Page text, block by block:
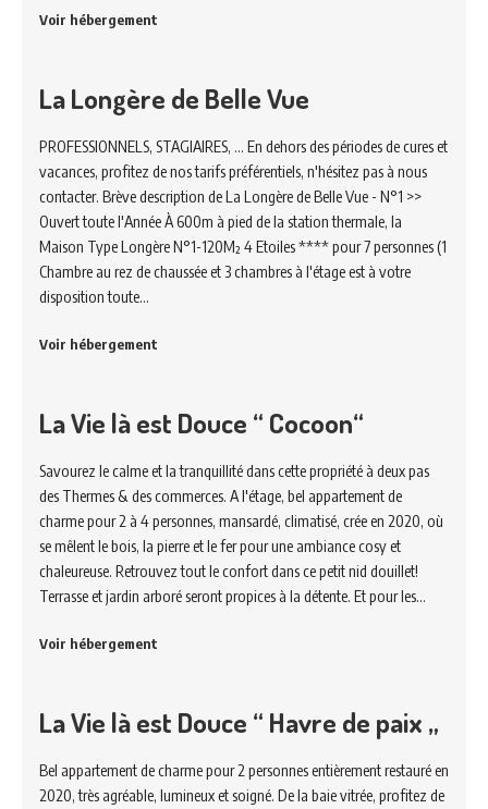
Voir hébergement
La Longère de Belle Vue
PROFESSIONNELS, STAGIAIRES, ... En dehors des périodes de cures et
vacances, profitez de nos tarifs préférentiels, n'hésitez pas à nous
contacter. Brève description de La Longère de Belle Vue - N°1 >>
Ouvert toute l'Année À 600m à pied de la station thermale, la
Maison Type Longère N°1-120M² 4 Etoiles **** pour 7 personnes (1
Chambre au rez de chaussée et 3 chambres à l'étage est à votre
disposition toute…
Voir hébergement
La Vie là est Douce “ Cocoon“
Savourez le calme et la tranquillité dans cette propriété à deux pas
des Thermes & des commerces. A l'étage, bel appartement de
charme pour 2 à 4 personnes, mansardé, climatisé, crée en 2020, où
se mêlent le bois, la pierre et le fer pour une ambiance cosy et
chaleureuse. Retrouvez tout le confort dans ce petit nid douillet!
Terrasse et jardin arboré seront propices à la détente. Et pour les…
Voir hébergement
La Vie là est Douce “ Havre de paix „
Bel appartement de charme pour 2 personnes entièrement restauré en
2020, très agréable, lumineux et soigné. De la baie vitrée, profitez de